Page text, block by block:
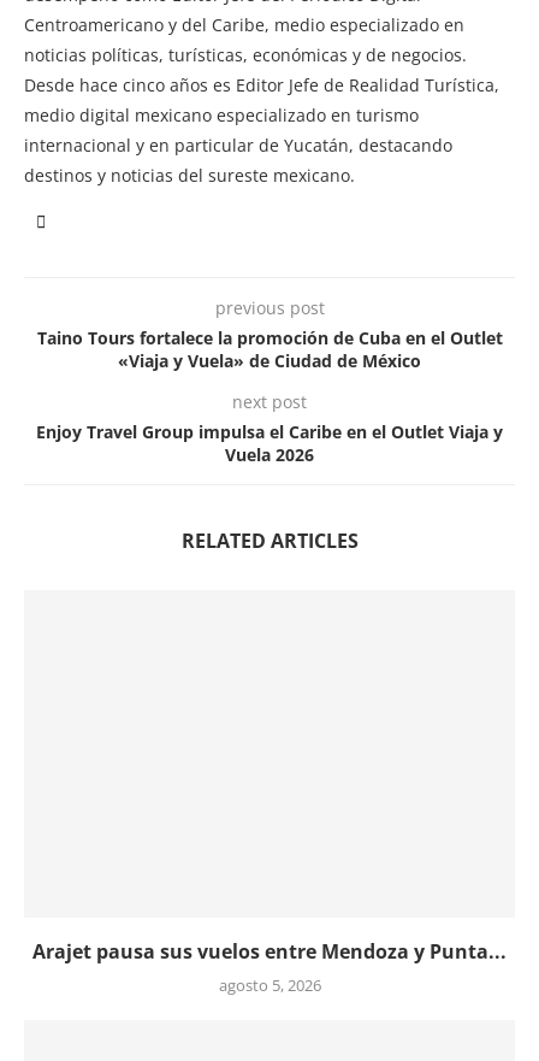
Centroamericano y del Caribe, medio especializado en
noticias políticas, turísticas, económicas y de negocios.
Desde hace cinco años es Editor Jefe de Realidad Turística,
medio digital mexicano especializado en turismo
internacional y en particular de Yucatán, destacando
destinos y noticias del sureste mexicano.
previous post
Taino Tours fortalece la promoción de Cuba en el Outlet
«Viaja y Vuela» de Ciudad de México
next post
Enjoy Travel Group impulsa el Caribe en el Outlet Viaja y
Vuela 2026
RELATED ARTICLES
Arajet pausa sus vuelos entre Mendoza y Punta...
agosto 5, 2026